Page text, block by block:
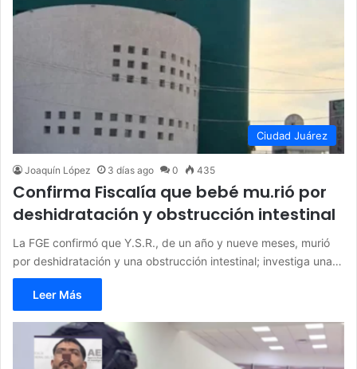
Ciudad Juárez
Joaquín López 3 días ago 0 435
Confirma Fiscalía que bebé mu.rió por
deshidratación y obstrucción intestinal
La FGE confirmó que Y.S.R., de un año y nueve meses, murió
por deshidratación y una obstrucción intestinal; investiga una…
Leer Más